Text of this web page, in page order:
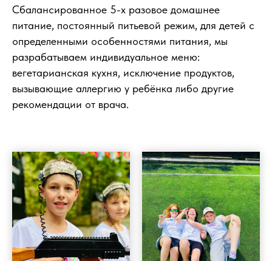
Сбалансированное 5-х разовое домашнее
питание, постоянный питьевой режим, для детей с
определенными особенностями питания, мы
разрабатываем индивидуальное меню:
вегетарианская кухня, исключение продуктов,
вызывающие аллергию у ребёнка либо другие
рекомендации от врача.